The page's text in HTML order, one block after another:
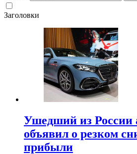
Заголовки
Ушедший из России
объявил о резком
прибыли